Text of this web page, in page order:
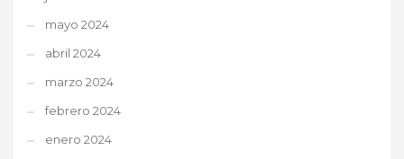
mayo 2024
abril 2024
marzo 2024
febrero 2024
enero 2024